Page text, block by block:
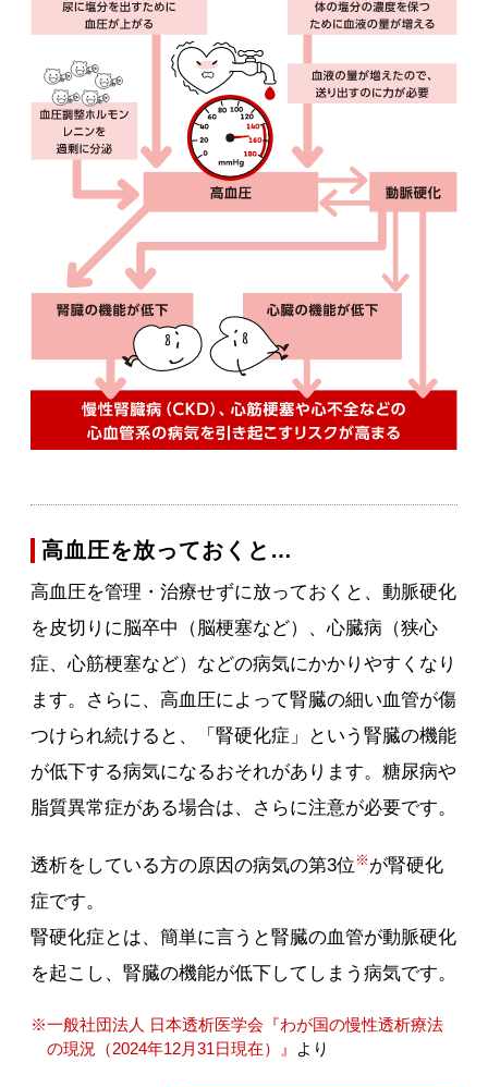
高血圧を放っておくと…
高血圧を管理・治療せずに放っておくと、動脈硬化
を皮切りに脳卒中（脳梗塞など）、心臓病（狭心
症、心筋梗塞など）などの病気にかかりやすくなり
ます。さらに、高血圧によって腎臓の細い血管が傷
つけられ続けると、「腎硬化症」という腎臓の機能
が低下する病気になるおそれがあります。糖尿病や
脂質異常症がある場合は、さらに注意が必要です。
透析をしている方の原因の病気の第3位 ※ が腎硬化
症です。
腎硬化症とは、簡単に言うと腎臓の血管が動脈硬化
を起こし、腎臓の機能が低下してしまう病気です。
※一般社団法人 日本透析医学会『わが国の慢性透析療法
の現況（2024年12月31日現在）』 より